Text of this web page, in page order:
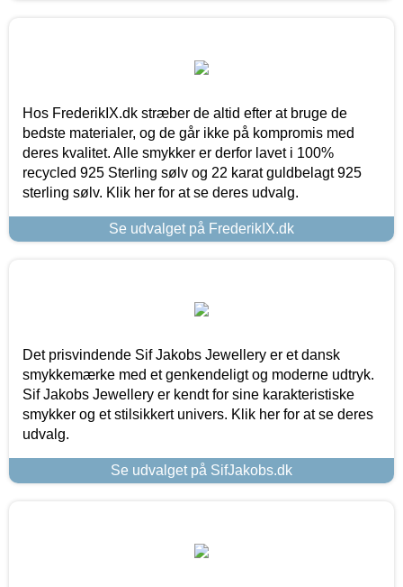
Hos FrederikIX.dk stræber de altid efter at bruge de
bedste materialer, og de går ikke på kompromis med
deres kvalitet. Alle smykker er derfor lavet i 100%
recycled 925 Sterling sølv og 22 karat guldbelagt 925
sterling sølv. Klik her for at se deres udvalg.
Se udvalget på FrederikIX.dk
Det prisvindende Sif Jakobs Jewellery er et dansk
smykkemærke med et genkendeligt og moderne udtryk.
Sif Jakobs Jewellery er kendt for sine karakteristiske
smykker og et stilsikkert univers. Klik her for at se deres
udvalg.
Se udvalget på SifJakobs.dk